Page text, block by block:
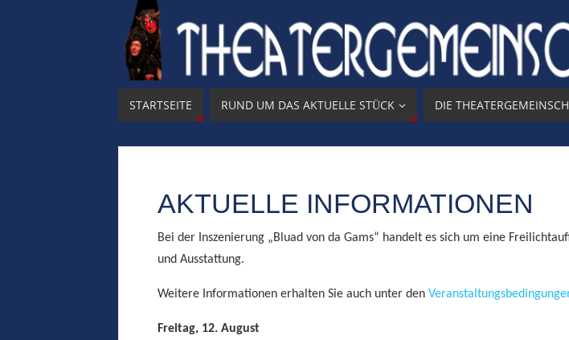
STARTSEITE RUND UM DAS AKTUELLE STÜCK DIE
AKTUELLE INFORMATIONEN
Bei der Inszenierung „Bluad von da Gams“ handelt es sich um eine
und Ausstattung.
Weitere Informationen erhalten Sie auch unter den
Freitag, 12. August